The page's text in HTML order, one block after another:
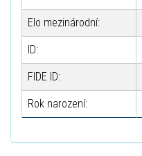
Elo mezinárodní:
ID:
FIDE ID:
Rok narození: